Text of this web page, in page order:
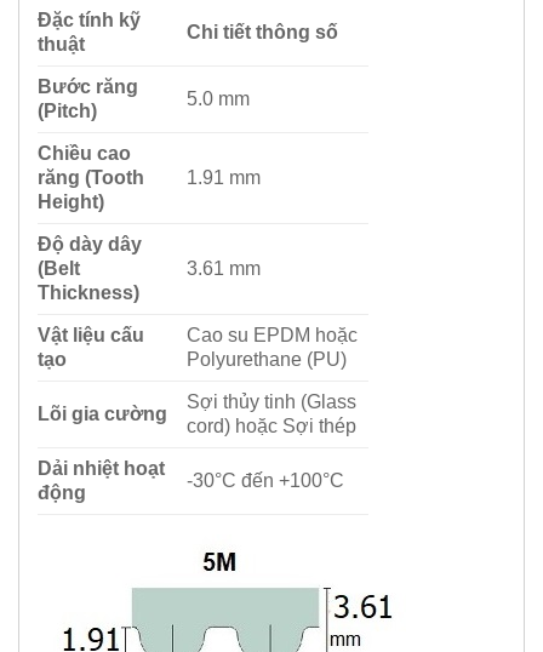
Đặc tính kỹ
thuật
Chi tiết thông số
Bước răng
(Pitch)
5.0 mm
Chiều cao
răng (Tooth
Height)
1.91 mm
Độ dày dây
(Belt
Thickness)
3.61 mm
Vật liệu cấu
tạo
Cao su EPDM hoặc
Polyurethane (PU)
Lõi gia cường
Sợi thủy tinh (Glass
cord) hoặc Sợi thép
Dải nhiệt hoạt
động
-30°C đến +100°C